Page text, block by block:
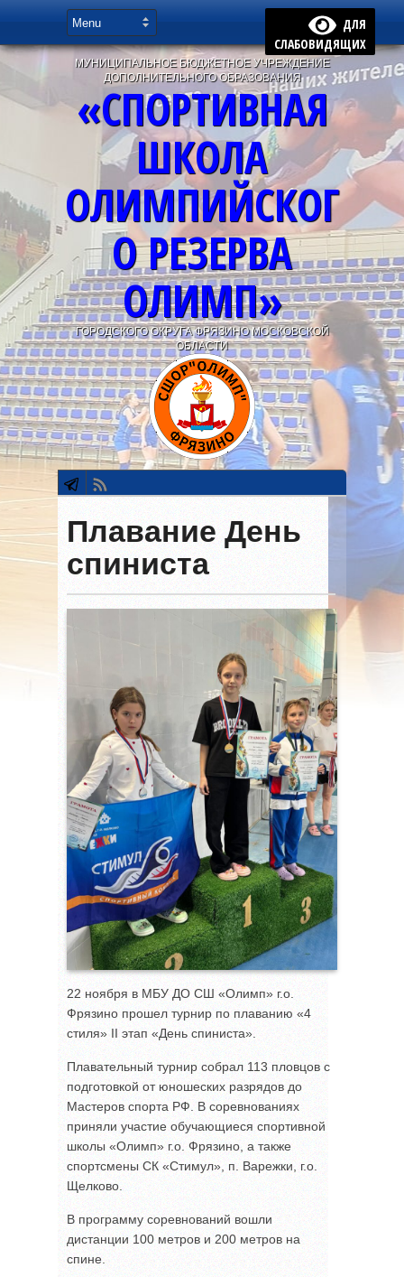
ДЛЯ
СЛАБОВИДЯЩИХ
МУНИЦИПАЛЬНОЕ БЮДЖЕТНОЕ УЧРЕЖДЕНИЕ
ДОПОЛНИТЕЛЬНОГО ОБРАЗОВАНИЯ
«СПОРТИВНАЯ
ШКОЛА
ОЛИМПИЙСКОГ
О РЕЗЕРВА
ОЛИМП»
ГОРОДСКОГО ОКРУГА ФРЯЗИНО МОСКОВСКОЙ
ОБЛАСТИ
Плавание День
спиниста
22 ноября в МБУ ДО СШ «Олимп» г.о.
Фрязино прошел турнир по плаванию «4
стиля» II этап «День спиниста».
Плавательный турнир собрал 113 пловцов с
подготовкой от юношеских разрядов до
Мастеров спорта РФ. В соревнованиях
приняли участие обучающиеся спортивной
школы «Олимп» г.о. Фрязино, а также
спортсмены СК «Стимул», п. Варежки, г.о.
Щелково.
В программу соревнований вошли
дистанции 100 метров и 200 метров на
спине.